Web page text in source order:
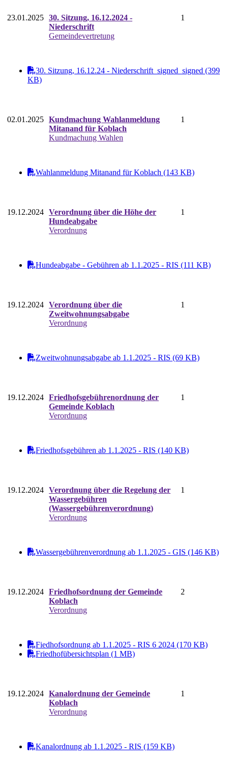
23.01.2025 30. Sitzung, 16.12.2024 -
Niederschrift
Gemeindevertretung
1
30. Sitzung, 16.12.24 - Niederschrift_signed_signed (399
KB)
02.01.2025 Kundmachung Wahlanmeldung
Mitanand für Koblach
Kundmachung Wahlen
1
Wahlanmeldung Mitanand für Koblach (143 KB)
19.12.2024 Verordnung über die Höhe der
Hundeabgabe
Verordnung
1
Hundeabgabe - Gebühren ab 1.1.2025 - RIS (111 KB)
19.12.2024 Verordnung über die
Zweitwohnungsabgabe
Verordnung
1
Zweitwohnungsabgabe ab 1.1.2025 - RIS (69 KB)
19.12.2024 Friedhofsgebührenordnung der
Gemeinde Koblach
Verordnung
1
Friedhofsgebühren ab 1.1.2025 - RIS (140 KB)
19.12.2024 Verordnung über die Regelung der
Wassergebühren
(Wassergebührenverordnung)
Verordnung
1
Wassergebührenverordnung ab 1.1.2025 - GIS (146 KB)
19.12.2024 Friedhofsordnung der Gemeinde
Koblach
Verordnung
2
Fiedhofsordnung ab 1.1.2025 - RIS 6 2024 (170 KB)
Friedhofübersichtsplan (1 MB)
19.12.2024 Kanalordnung der Gemeinde
Koblach
Verordnung
1
Kanalordnung ab 1.1.2025 - RIS (159 KB)